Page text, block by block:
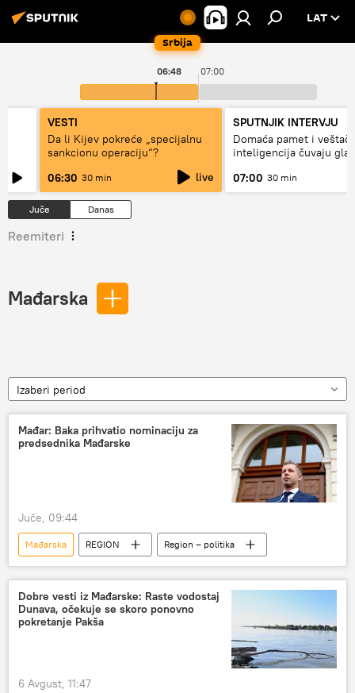
Srbija
LAT
07:00
06:48
VESTI
Da li Kijev pokreće „specijalnu
sankcionu operaciju“?
06:30 30 min live
SPUTNJIK INTERVJU
Domaća pamet i
inteligencija čuvaju
07:00 30 min
Juče Danas
Reemiteri
Mađarska
Izaberi period
Mađar: Baka prihvatio nominaciju za
predsednika Mađarske
Juče, 09:44
Mađarska REGION Region – politika
Dobre vesti iz Mađarske: Raste vodostaj
Dunava, očekuje se skoro ponovno
pokretanje Pakša
6 Avgust, 11:47